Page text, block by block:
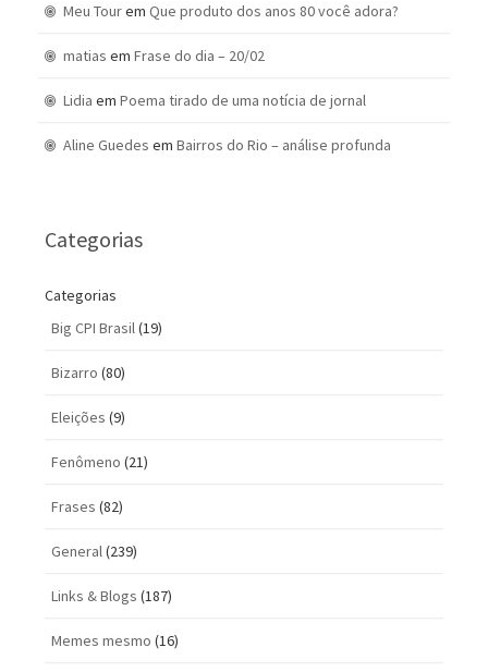
Meu Tourem Que produto dos anos 80 você adora?
matias em Frase do dia – 20/02
Lidia em Poema tirado de uma notícia de jornal
Aline Guedes em Bairros do Rio – análise profunda
Categorias
Categorias
Big CPI Brasil(19)
Bizarro (80)
Eleições (9)
Fenômeno (21)
Frases (82)
General(239)
Links & Blogs (187)
Memes mesmo (16)